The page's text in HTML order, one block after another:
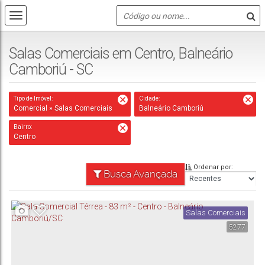
Salas Comerciais em Centro, Balneário
Camboriú - SC
Tipo de Imóvel:
Comercial » Salas Comerciais
Cidade:
Balneário Camboriú
Bairro:
Centro
Busca Avançada
Ordenar por:
5277
Salas Comerciais